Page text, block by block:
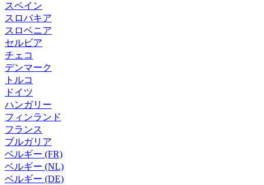
スペイン
スロバキア
スロベニア
セルビア
チェコ
デンマーク
トルコ
ドイツ
ハンガリー
フィンランド
フランス
ブルガリア
ベルギー (FR)
ベルギー (NL)
ベルギー (DE)